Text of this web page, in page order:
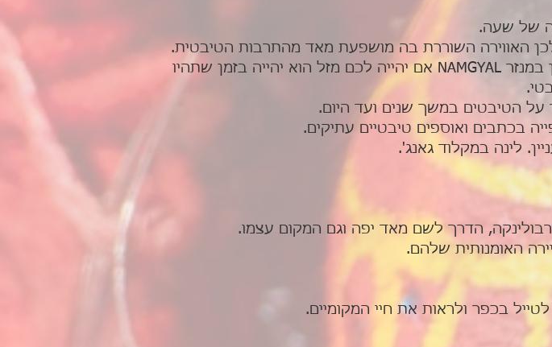
של שעה.
האווירה השוררת בה מושפעת מאד מהתרבות הטיבטית.
מנהיגם הרוחני של הטיבטים הדלהי למה מתגורר כאן במנזר NAMGYAL אם יהייה לכם מזל הוא יהייה בזמן שתהיו
על הטיבטים במשך שנים ועד היום.
בכתבים ואוספים טיבטיים עתיקים.
לינה במקלוד גאנג'.
הדרך לשם מאד יפה וגם המקום עצמו.
האומנותית שלהם.